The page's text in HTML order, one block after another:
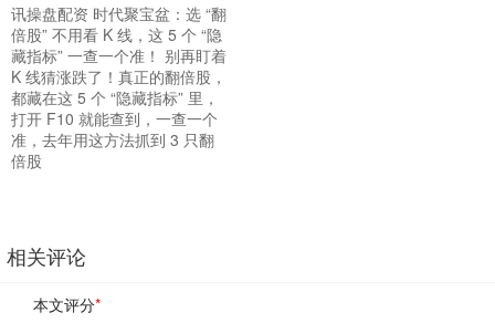
讯操盘配资 时代聚宝盆：选 “翻
倍股” 不用看 K 线，这 5 个 “隐
藏指标” 一查一个准！ 别再盯着
K 线猜涨跌了！真正的翻倍股，
都藏在这 5 个 “隐藏指标” 里，
打开 F10 就能查到，一查一个
准，去年用这方法抓到 3 只翻
倍股
相关评论
本文评分*